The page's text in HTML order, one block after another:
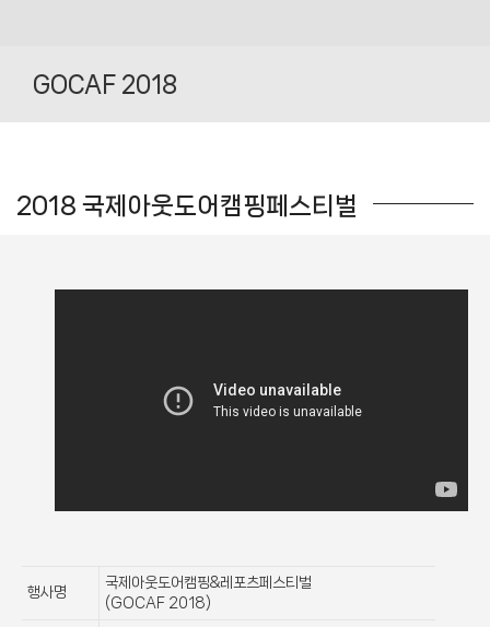
contentGOCAF 2018
2018 국제아웃도어캠핑페스티벌
행사명
국제아웃도어캠핑&레포츠페스티벌
(GOCAF 2018)